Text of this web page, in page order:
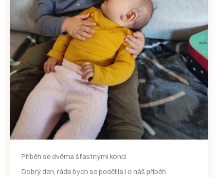
Příběh se dvěma šťastnými konci
Dobrý den, ráda bych se podělila i o náš příběh